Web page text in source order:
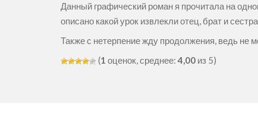
Данный графический роман я прочитала на
описано какой урок извлекли отец, брат и
Также с нетерпение жду продолжения, ведь не
(1 оценок, среднее: 4,00 из 5)